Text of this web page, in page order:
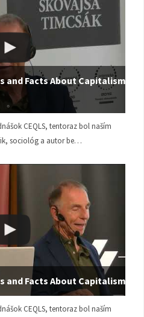
and Facts About Capitalism |
CEQLS, tentoraz bol naším
sociológ a autor be…
and Facts About Capitalism
CEQLS, tentoraz bol naším